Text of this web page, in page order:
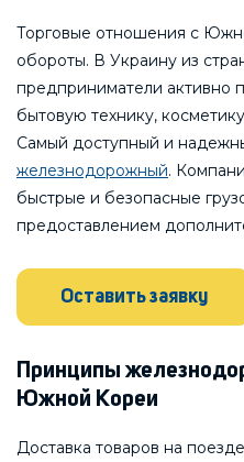
Торговые отношения с
обороты. В Украину из
предприниматели активно
бытовую технику,
Самый доступный и
железнодорожный.
быстрые и безопасные
предоставлением
Оставить заявку
Принципы
Южной Кореи
Доставка товаров на